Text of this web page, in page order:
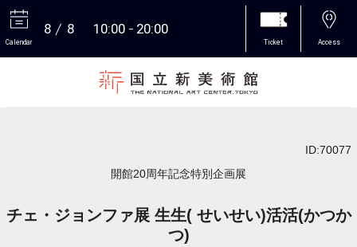
Calendar
8 8 10:00 20:00
Ticket Access
ID:70077
開館20周年記念特別企画展
チェ・ジョンファ展 生生( せいせい)活活(かつか
つ)